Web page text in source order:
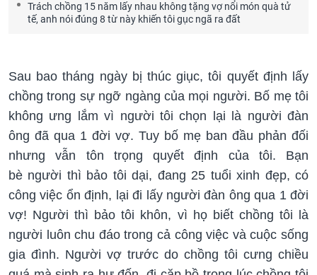
Trách chồng 15 năm lấy nhau không tặng vợ nổi món quà tử
tế, anh nói đúng 8 từ này khiến tôi gục ngã ra đất
Sau bao tháng ngày bị thúc giục, tôi quyết định lấy
chồng trong sự ngỡ ngàng của mọi người. Bố mẹ tôi
không ưng lắm vì người tôi chọn lại là người đàn
ông đã qua 1 đời vợ. Tuy bố mẹ ban đầu phản đối
nhưng vẫn tôn trọng quyết định của tôi. Bạn
bè người thì bảo tôi dại, đang 25 tuổi xinh đẹp, có
công việc ổn định, lại đi lấy người đàn ông qua 1 đời
vợ! Người thì bảo tôi khôn, vì họ biết chồng tôi là
người luôn chu đáo trong cả công việc và cuộc sống
gia đình. Người vợ trước do chồng tôi cưng chiều